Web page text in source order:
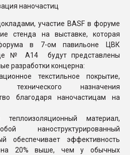
наночастиц
участие BASF в форуме
стенда на выставке, которая
в 7-ом павильоне ЦВК
№ А14 будут представлены
разработки концерна:
текстильное покрытие,
назначения
благодаря наночастицам на
материал,
наноструктурированный
обеспечивает эффективность
на 20% выше, чем у обычных